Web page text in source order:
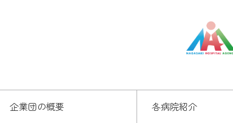
企業団の概要
各病院紹介